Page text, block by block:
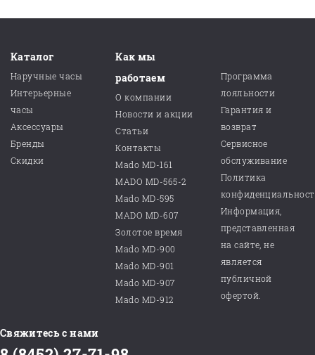
Каталог
Наручные часы
Интерьерные
часы
Аксессуары
Бренды
Скидки
Как мы
работаем
О компании
Новости и акции
Статьи
Контакты
Mado MD-161
MADO MD-565-2
Mado MD-595
MADO MD-607
Золотое время
Mado MD-900
Mado MD-901
Mado MD-907
Mado MD-912
Программа
лояльности
Гарантия и
возврат
Сервисное
обслуживание
Политика
Информация,
представленная
на сайте, не
является
публичной
офертой.
Свяжитесь с нами